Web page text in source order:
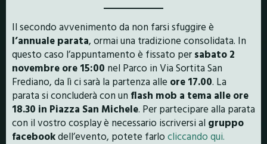
Il secondo avvenimento da non farsi sfuggire è
l’annuale parata, ormai una tradizione consolidata. In
questo caso l’appuntamento è fissato per sabato 2
novembre ore 15:00 nel Parco in Via Sortita San
Frediano, da lì ci sarà la partenza alle ore 17.00. La
parata si concluderà con un flash mob a tema alle ore
18.30 in Piazza San Michele. Per partecipare alla parata
con il vostro cosplay è necessario iscriversi al gruppo
facebookdell’evento, potete farlo cliccando qui.